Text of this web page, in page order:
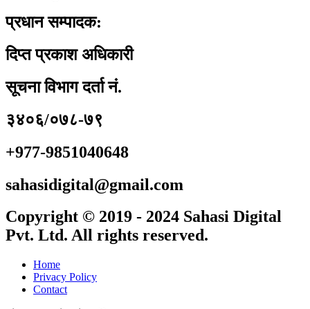
प्रधान सम्पादक:
दिप्त प्रकाश अधिकारी
सूचना विभाग दर्ता नं.
३४०६/०७८-७९
+977-9851040648
sahasidigital@gmail.com
Copyright © 2019 - 2024 Sahasi Digital
Pvt. Ltd. All rights reserved.
Home
Privacy Policy
Contact